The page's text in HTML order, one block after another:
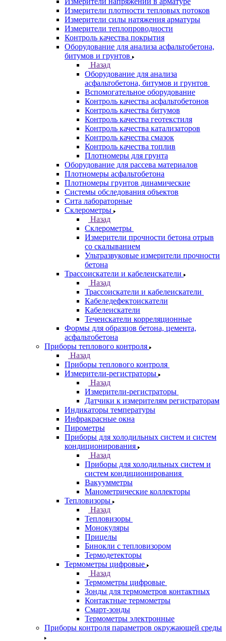
Измерители плотности тепловых потоков
Измерители силы натяжения арматуры
Измерители теплопроводности
Контроль качества покрытия
Оборудование для анализа асфальтобетона,
битумов и грунтов
Назад
Оборудование для анализа
асфальтобетона, битумов и грунтов
Вспомогательное оборудование
Контроль качества асфальтобетонов
Контроль качества битумов
Контроль качества геотекстиля
Контроль качества катализаторов
Контроль качества смазок
Контроль качества топлив
Плотномеры для грунта
Оборудование для рассева материалов
Плотномеры асфальтобетона
Плотномеры грунтов динамические
Системы обследования объектов
Сита лабораторные
Склерометры
Назад
Склерометры
Измерители прочности бетона отрыв
со скалыванием
Ультразвуковые измерители прочности
бетона
Трассоискатели и кабелеискатели
Назад
Трассоискатели и кабелеискатели
Кабеледефектоискатели
Кабелеискатели
Течеискатели корреляционные
Формы для образцов бетона, цемента,
асфальтобетона
Приборы теплового контроля
Назад
Приборы теплового контроля
Измерители-регистраторы
Назад
Измерители-регистраторы
Датчики к измерителям регистраторам
Индикаторы температуры
Инфракрасные окна
Пирометры
Приборы для холодильных систем и систем
кондиционирования
Назад
Приборы для холодильных систем и
систем кондиционирования
Вакуумметры
Манометрические коллекторы
Тепловизоры
Назад
Тепловизоры
Монокуляры
Прицелы
Бинокли с тепловизором
Термодетекторы
Термометры цифровые
Назад
Термометры цифровые
Зонды для термометров контактных
Контактные термометры
Смарт-зонды
Термометры электронные
Приборы контроля параметров окружающей среды